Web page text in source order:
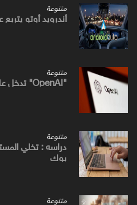
متنوعة
أندرويد أوتو
متنوعة
"OpenAI" تدخل علي خط الصراع مع أمازون
متنوعة
دراسه : تخلي
بوك
متنوعة